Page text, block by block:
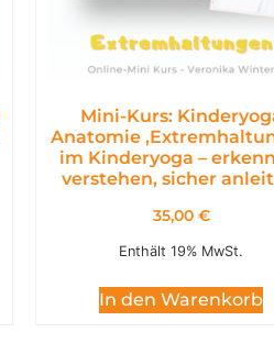
Mini-Kurs:
Anatomie
im Kinderyoga –
verstehen, sicher
35,00 €
Enthält 19% MwSt.
In den Warenkorb